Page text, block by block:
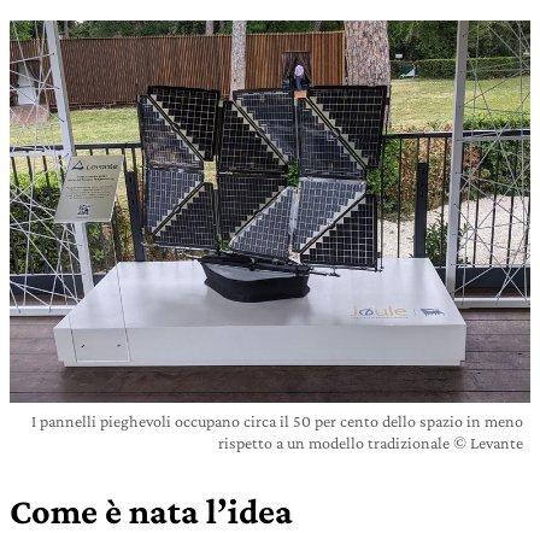
I pannelli pieghevoli occupano circa il 50 per cento dello spazio in meno
rispetto a un modello tradizionale © Levante
Come è nata l’idea